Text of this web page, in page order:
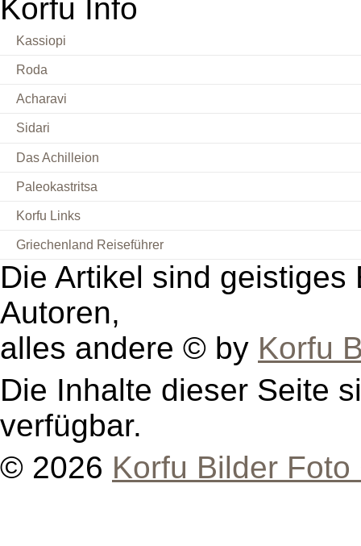
Korfu Info
Kassiopi
Roda
Acharavi
Sidari
Das Achilleion
Paleokastritsa
Korfu Links
Griechenland Reiseführer
Die Artikel sind
Autoren,
alles andere © by Korfu
Die Inhalte dieser Seite
verfügbar.
© 2026 Korfu Bilder Foto